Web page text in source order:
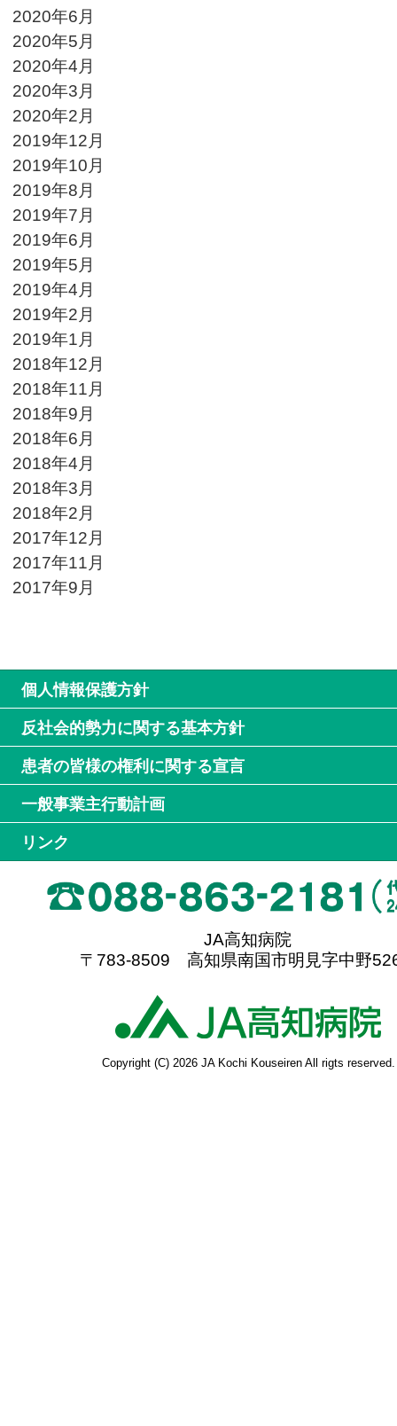
2020年6月
2020年5月
2020年4月
2020年3月
2020年2月
2019年12月
2019年10月
2019年8月
2019年7月
2019年6月
2019年5月
2019年4月
2019年2月
2019年1月
2018年12月
2018年11月
2018年9月
2018年6月
2018年4月
2018年3月
2018年2月
2017年12月
2017年11月
2017年9月
個人情報保護方針
反社会的勢力に関する基本方針
患者の皆様の権利に関する宣言
一般事業主行動計画
リンク
JA高知病院
〒783-8509 高知県南国市明見字中野
Copyright (C) 2026 JA Kochi Kouseiren All rigts reserved.